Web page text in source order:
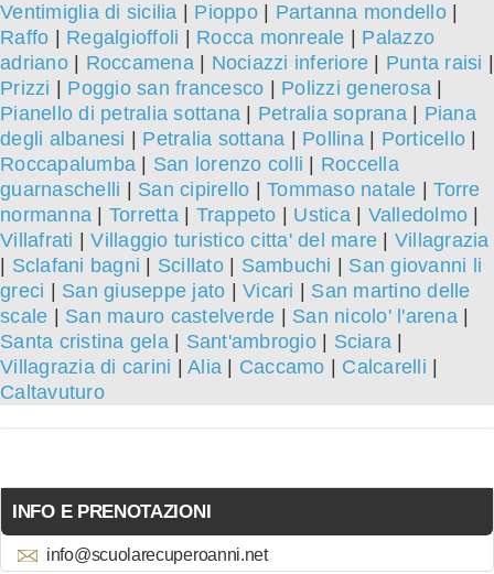
Ventimiglia di sicilia
Pioppo| Partanna mondello|
Raffo
Regalgioffoli Rocca monreale
Palazzo
adriano| Roccamena| Nociazzi inferiore Punta raisi
Prizzi
Poggio san francesco Polizzi generosa
Pianello di petralia sottana
Petralia soprana| Piana
degli albanesi
Petralia sottana Pollina| Porticello
Roccapalumba
San lorenzo colli
Roccella
guarnaschelli
San cipirello Tommaso natale |Torre
normanna
Torretta| Trappeto Ustica| Valledolmo
Villafrati |Villaggio turistico citta' del mare
Villagrazia
Sclafani bagni Scillato| Sambuchi
San giovanni li
greci
San giuseppe jato Vicari
San martino delle
scale
San mauro castelverde San nicolo' l'arena|
Santa cristina gela| Sant'ambrogio| Sciara
Villagrazia di carini
Alia Caccamo Calcarelli
Caltavuturo
INFO E PRENOTAZIONI
info@scuolarecuperoanni.net